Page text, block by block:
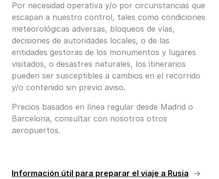
Por necesidad operativa y/o por circunstancias que
escapan a nuestro control, tales como condiciones
meteorológicas adversas, bloqueos de vías,
decisiones de autoridades locales, o de las
entidades gestoras de los monumentos y lugares
visitados, o desastres naturales, los itinerarios
pueden ser susceptibles a cambios en el recorrido
y/o contenido sin previo aviso.
Precios basados en línea regular desde Madrid o
Barcelona, consultar con nosotros otros
aeropuertos.
Información útil para preparar el viaje a Rusia